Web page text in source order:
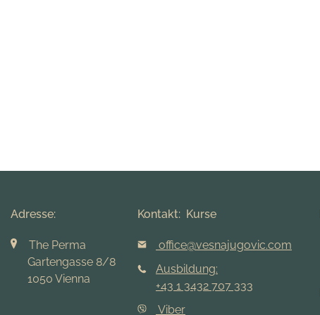
Adresse:
The Perma
Gartengasse 8/8
1050 Vienna
Kontakt: Kurse
office@vesnajugovic.com
Ausbildung:
+43 1 3432 707 333
Viber